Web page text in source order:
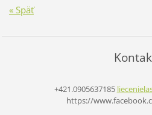
« Späť
+421.0905637185 liecenie
https://